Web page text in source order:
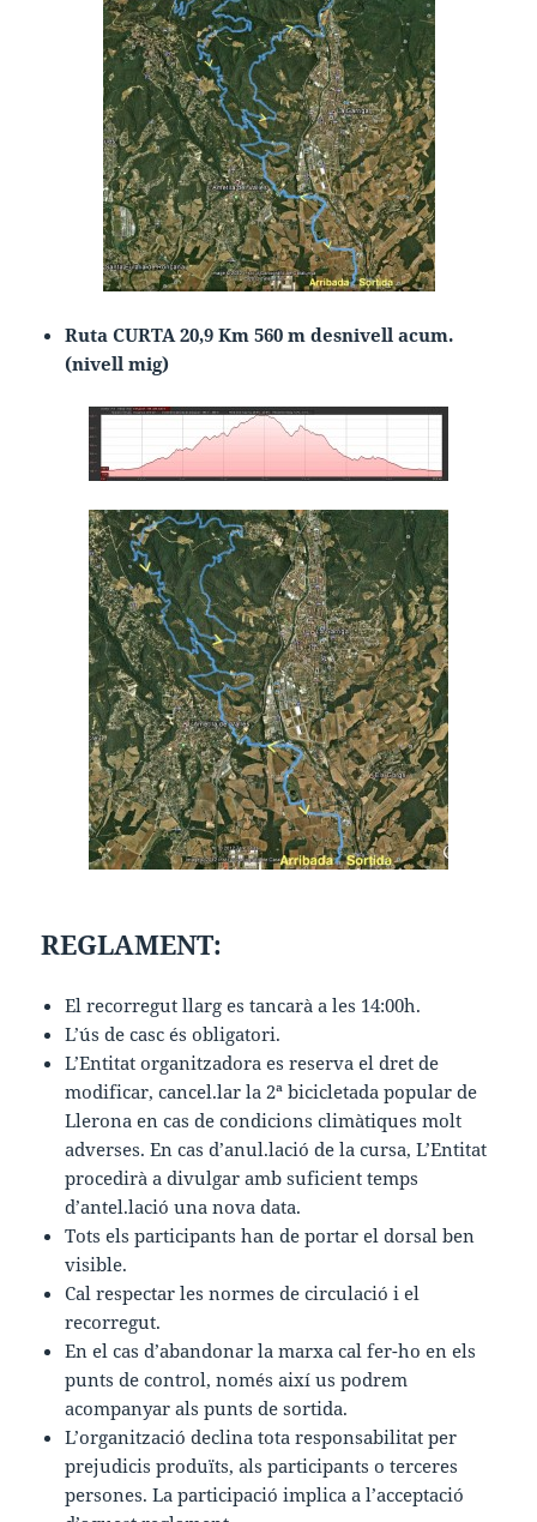
Ruta CURTA 20,9 Km 560 m desnivell acum.
(nivell mig)
REGLAMENT:
El recorregut llarg es tancarà a les 14:00h.
L’ús de casc és obligatori.
L’Entitat organitzadora es reserva el dret de
modificar, cancel.lar la 2ª bicicletada popular de
Llerona en cas de condicions climàtiques molt
adverses. En cas d’anul.lació de la cursa, L’Entitat
procedirà a divulgar amb suficient temps
d’antel.lació una nova data.
Tots els participants han de portar el dorsal ben
visible.
Cal respectar les normes de circulació i el
recorregut.
En el cas d’abandonar la marxa cal fer-ho en els
punts de control, només així us podrem
acompanyar als punts de sortida.
L’organització declina tota responsabilitat per
prejudicis produïts, als participants o terceres
persones. La participació implica a l’acceptació